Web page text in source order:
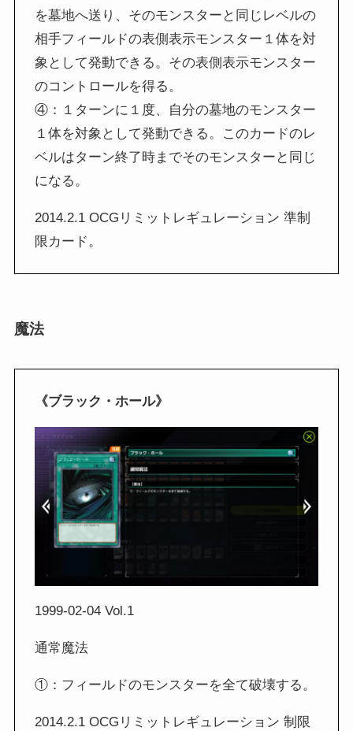
を墓地へ送り、そのモンスターと同じレベルの
相手フィールドの表側表示モンスター１体を対
象として発動できる。その表側表示モンスター
のコントロールを得る。
④：１ターンに１度、自分の墓地のモンスター
１体を対象として発動できる。このカードのレ
ベルはターン終了時までそのモンスターと同じ
になる。
2014.2.1 OCGリミットレギュレーション 準制
限カード。
魔法
《ブラック・ホール》
1999-02-04 Vol.1
通常魔法
①：フィールドのモンスターを全て破壊する。
2014.2.1 OCGリミットレギュレーション 制限